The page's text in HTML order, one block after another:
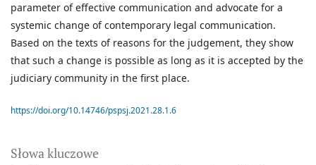
Słowa kluczowe
parameter of effective communication and advocate for a
systemic change of contemporary legal communication.
Based on the texts of reasons for the judgement, they show
that such a change is possible as long as it is accepted by the
judiciary community in the first place.
https://doi.org/10.14746/pspsj.2021.28.1.6